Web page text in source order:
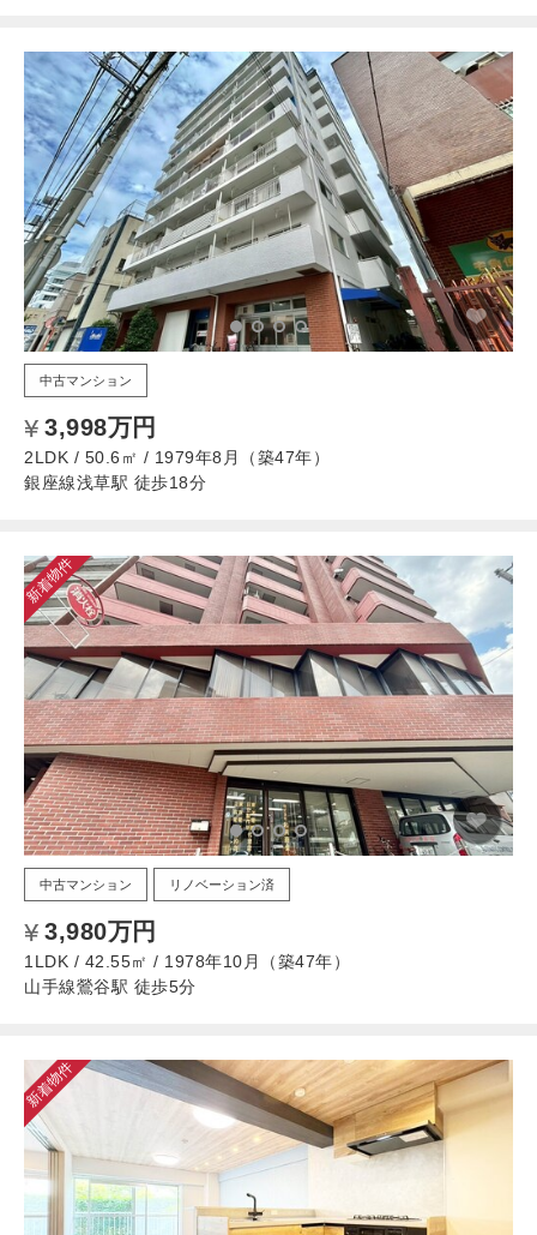
中古マンション
3,998万円
2LDK / 50.6㎡ / 1979年8月（築47年）
銀座線浅草駅 徒歩18分
新着物件
中古マンション リノベーション済
3,980万円
1LDK / 42.55㎡ / 1978年10月（築47年）
山手線鶯谷駅 徒歩5分
新着物件